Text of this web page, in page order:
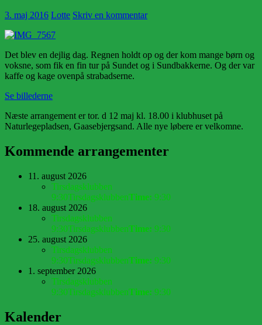
3. maj 2016 Lotte Skriv en kommentar
Det blev en dejlig dag. Regnen holdt op og der kom mange børn og
voksne, som fik en fin tur på Sundet og i Sundbakkerne. Og der var
kaffe og kage ovenpå strabadserne.
Se billederne
Næste arrangement er tor. d 12 maj kl. 18.00 i klubhuset på
Naturlegepladsen, Gaasebjergsand. Alle nye løbere er velkomne.
Kommende arrangementer
11. august 2026
Tirsdagsklubben
9:30TirsdagsklubbenTime: 9:30
18. august 2026
Tirsdagsklubben
9:30TirsdagsklubbenTime: 9:30
25. august 2026
Tirsdagsklubben
9:30TirsdagsklubbenTime: 9:30
1. september 2026
Tirsdagsklubben
9:30TirsdagsklubbenTime: 9:30
Kalender